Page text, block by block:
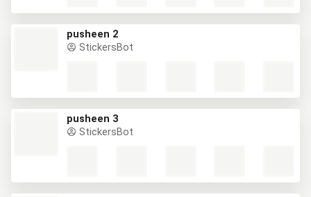
pusheen 2
StickersBot
pusheen 3
StickersBot